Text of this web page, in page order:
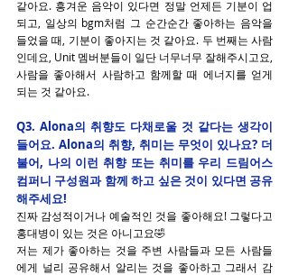
같아요. 흥겨운 음악이 있다면 정말 언제든 기분이 업
되고, 일상의 bgm처럼 그 순간순간 좋아하는 음악을
들었을 때, 기분이 좋아지는 것 같아요. 두 번째는 사람
인데요, Unit 멤버분들이 일단 너무너무 잘해주시고요,
사람을 좋아해서 사람하고 함께할 때 에너지를 얻게
되는 것 같아요.
Q3. Alona의 취향도 다채로울 것 같다는 생각이
들어요. Alona의 취향, 취미는 무엇이 있나요? 더
불어, 나의 이런 취향 또는 취미를 우리 드림어스
컴퍼니 구성원과 함께 하고 싶은 것이 있다면 공유
해주세요!
진짜 감성적이거나 예술적인 것을 좋아해요! 그렇다고
홍대병이 있는 것은 아니고요🤣
저는 제가 좋아하는 것을 주변 사람들과 모든 사람들
에게 널리 공유해서 알리는 것을 좋아하고 그래서 감